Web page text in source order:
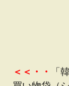
＜＜・・
「